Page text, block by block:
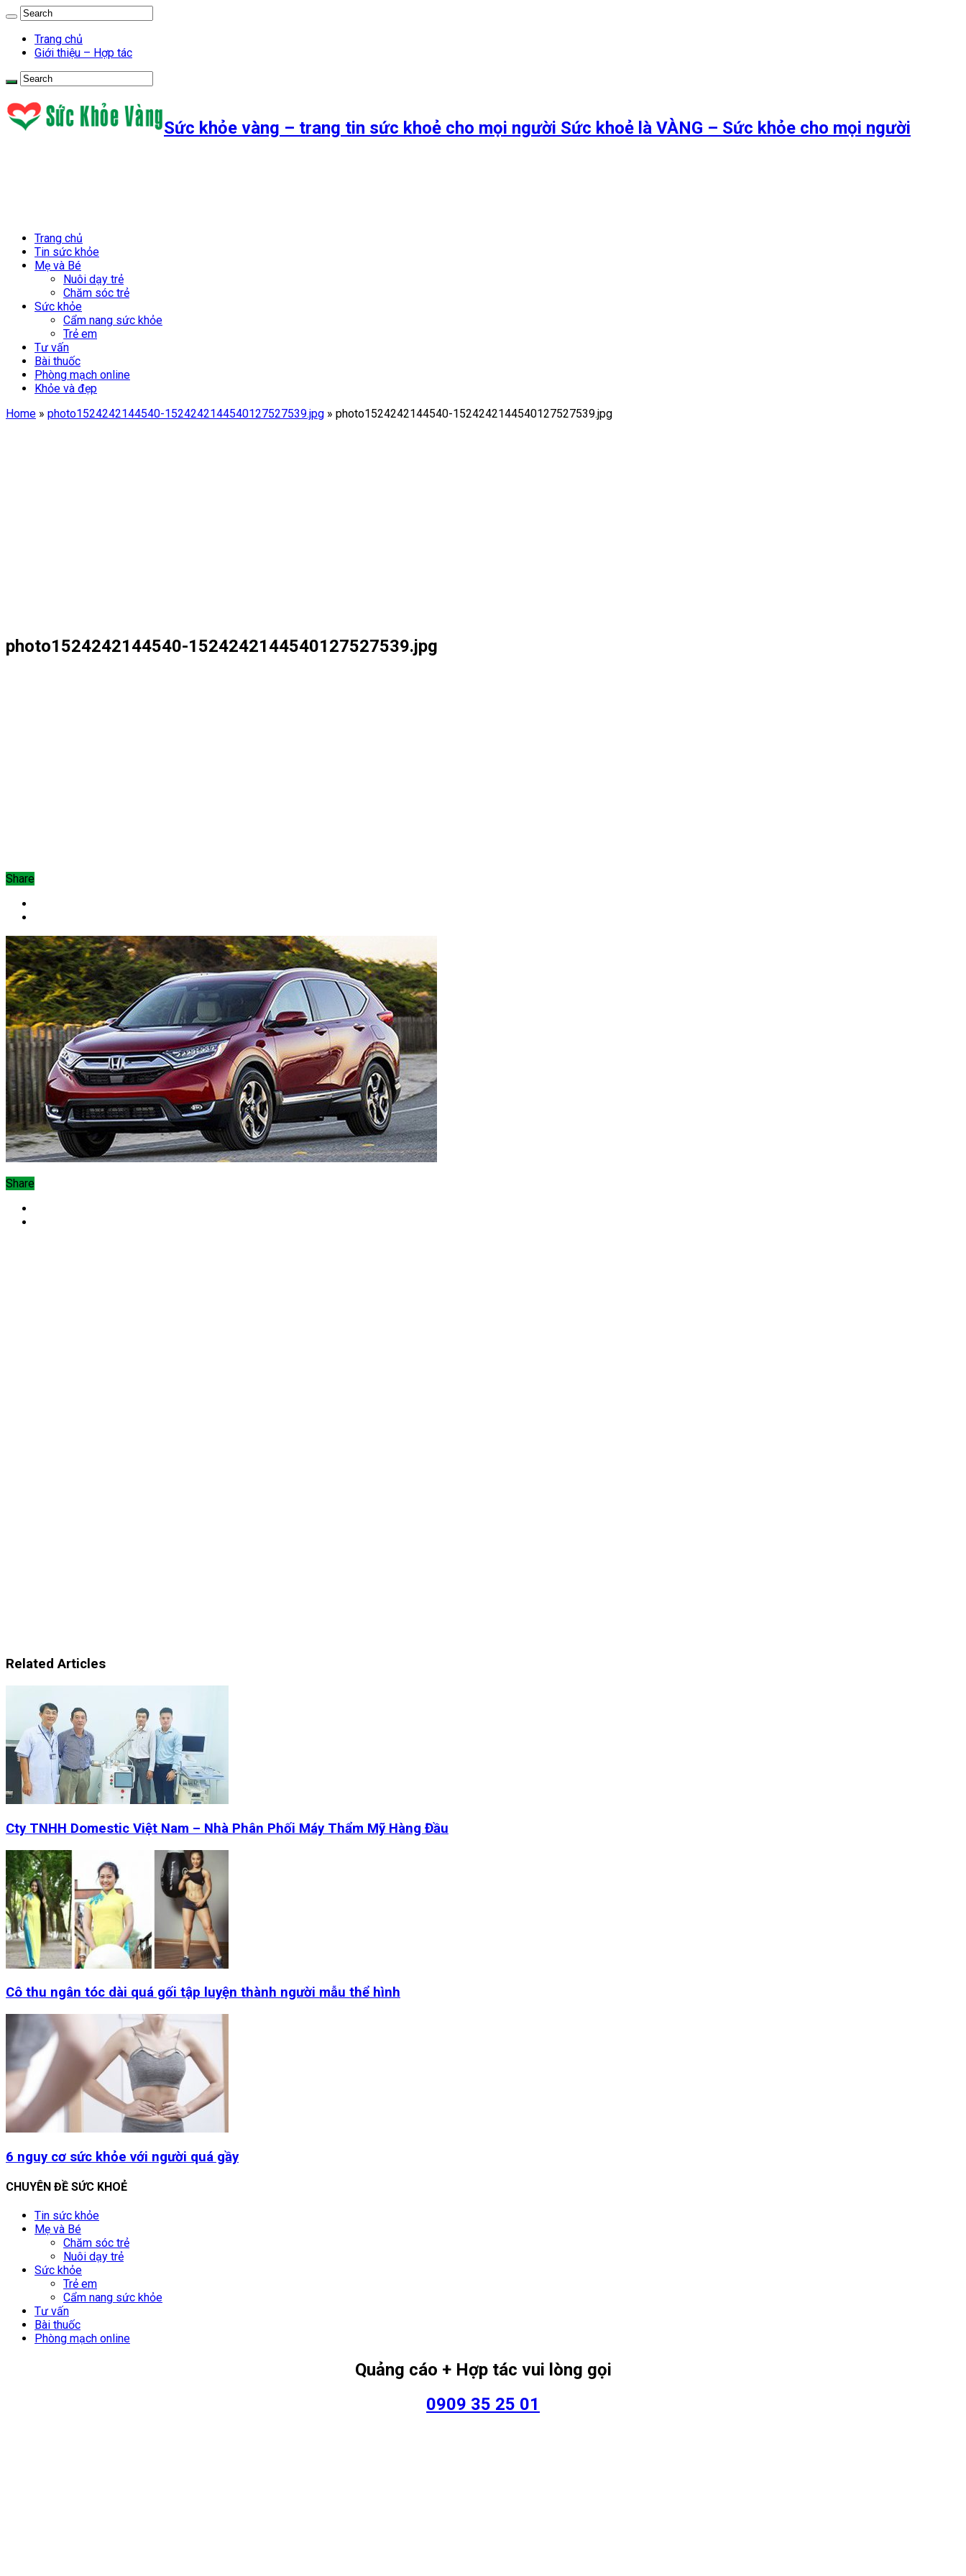
Trang chủ
Giới thiệu – Hợp tác
Sức khỏe vàng – trang tin sức khoẻ cho mọi người Sức khoẻ là VÀNG – Sức khỏe cho mọi người
Trang chủ
Tin sức khỏe
Mẹ và Bé
Nuôi dạy trẻ
Chăm sóc trẻ
Sức khỏe
Cẩm nang sức khỏe
Trẻ em
Tư vấn
Bài thuốc
Phòng mạch online
Khỏe và đẹp
Home » photo1524242144540-1524242144540127527539.jpg » photo1524242144540-1524242144540127527539.jpg
photo1524242144540-1524242144540127527539.jpg
Share
Share
Related Articles
Cty TNHH Domestic Việt Nam – Nhà Phân Phối Máy Thẩm Mỹ Hàng Đầu
Cô thu ngân tóc dài quá gối tập luyện thành người mẫu thể hình
6 nguy cơ sức khỏe với người quá gầy
CHUYÊN ĐỀ SỨC KHOẺ
Tin sức khỏe
Mẹ và Bé
Chăm sóc trẻ
Nuôi dạy trẻ
Sức khỏe
Trẻ em
Cẩm nang sức khỏe
Tư vấn
Bài thuốc
Phòng mạch online
Quảng cáo + Hợp tác vui lòng gọi
0909 35 25 01